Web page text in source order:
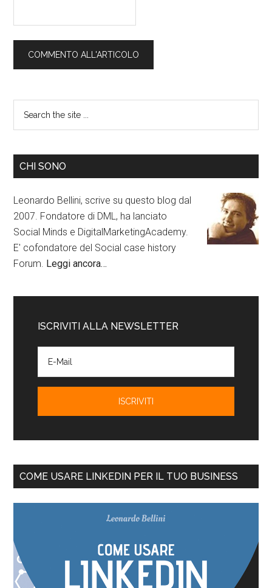
CHI SONO
Leonardo Bellini, scrive su questo blog dal
2007. Fondatore di DML, ha lanciato
Social Minds e DigitalMarketingAcademy.
E' cofondatore del Social case history
Forum. Leggi ancora…
ISCRIVITI ALLA NEWSLETTER
COME USARE LINKEDIN PER IL TUO BUSINESS